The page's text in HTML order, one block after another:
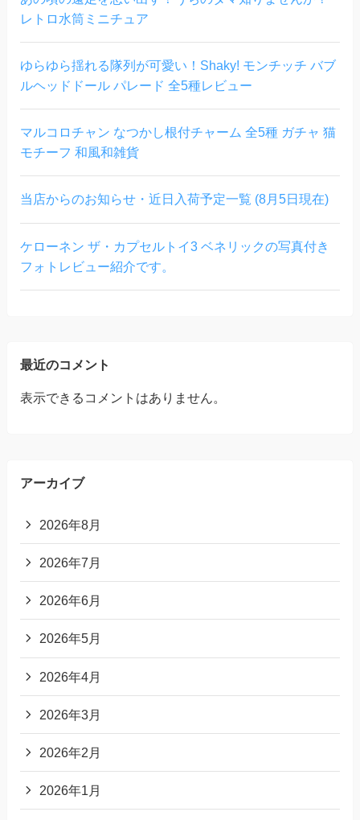
レトロ水筒ミニチュア
ゆらゆら揺れる隊列が可愛い！Shaky! モンチッチ バブ
ルヘッドドール パレード 全5種レビュー
マルコロチャン なつかし根付チャーム 全5種 ガチャ 猫
モチーフ 和風和雑貨
当店からのお知らせ・近日入荷予定一覧 (8月5日現在)
ケローネン ザ・カプセルトイ3 ベネリックの写真付き
フォトレビュー紹介です。
最近のコメント
表示できるコメントはありません。
アーカイブ
2026年8月
2026年7月
2026年6月
2026年5月
2026年4月
2026年3月
2026年2月
2026年1月